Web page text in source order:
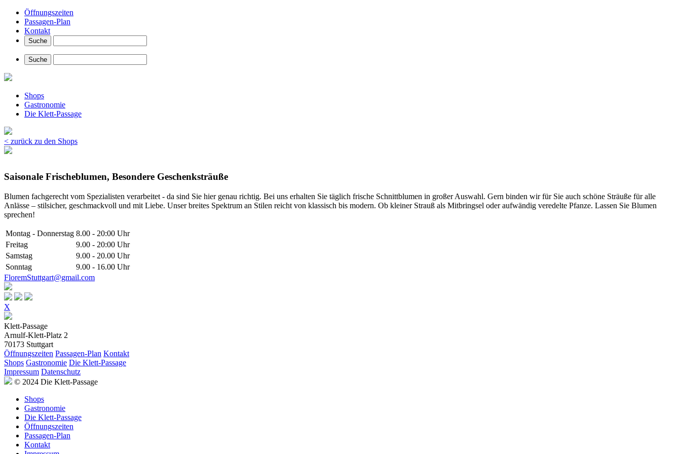
Öffnungszeiten
Passagen-Plan
Kontakt
Shops
Gastronomie
Die Klett-Passage
< zurück zu den Shops
Saisonale Frischeblumen, Besondere Geschenksträuße
Blumen fachgerecht vom Spezialisten verarbeitet - da sind Sie hier genau richtig. Bei uns erhalten Sie täglich frische Schnittblumen in großer Auswahl. Gern binden wir für Sie auch schöne Sträuße für alle
Anlässe – stilsicher, geschmackvoll und mit Liebe. Unser breites Spektrum an Stilen reicht von klassisch bis modern. Ob kleiner Strauß als Mitbringsel oder aufwändig veredelte Pfanze. Lassen Sie Blumen
sprechen!
Montag - Donnerstag 8.00 - 20:00 Uhr
Freitag
9.00 - 20:00 Uhr
Samstag
9.00 - 20.00 Uhr
Sonntag
9.00 - 16.00 Uhr
FloremStuttgart@gmail.com
X
Klett-Passage
Arnulf-Klett-Platz 2
70173 Stuttgart
Öffnungszeiten Passagen-Plan Kontakt
Shops Gastronomie Die Klett-Passage
Impressum Datenschutz
© 2024 Die Klett-Passage
Shops
Gastronomie
Die Klett-Passage
Öffnungszeiten
Passagen-Plan
Kontakt